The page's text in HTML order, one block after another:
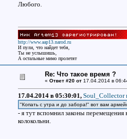
Любого.
http://www.aap13.narod.ru
И пули, что найдет тебя,
Ты не услышишь,
А остальные мимо пролетят
Re: Что такое время ?
« Ответ #20 от17.04.2014 в
17.04.2014 в 05:30:01, Soul_Collector
"Копать с утра и до забора!" вот вам
- я тут вспомнил законы
колокольни.